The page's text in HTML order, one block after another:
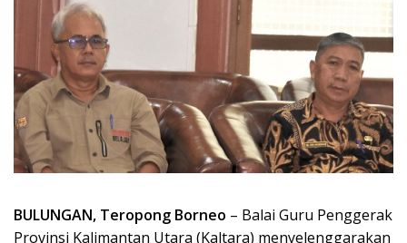
BULUNGAN, Teropong Borneo – Balai Guru Penggerak
Provinsi Kalimantan Utara (Kaltara) menyelenggarakan